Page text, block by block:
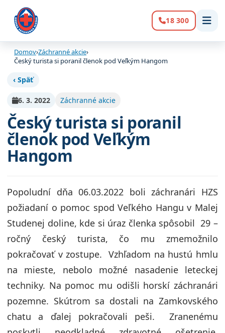
Volanie:
18 300
Domov›Záchranné akcie›
Český turista si poranil členok pod Veľkým Hangom
‹ Späť
6. 3. 2022 Záchranné akcie
Český turista si poranil
členok pod Veľkým
Hangom
Popoludní dňa 06.03.2022 boli záchranári HZS
požiadaní o pomoc spod Veľkého Hangu v Malej
Studenej doline, kde si úraz členka spôsobil 29 –
ročný český turista, čo mu zmemožnilo
pokračovať v zostupe. Vzhľadom na hustú hmlu
na mieste, nebolo možné nasadenie leteckej
techniky. Na pomoc mu odišli horskí záchranári
pozemne. Skútrom sa dostali na Zamkovského
chatu a ďalej pokračovali peši. Zranenému